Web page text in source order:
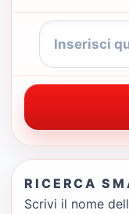
RICERCA
Scrivi il nome